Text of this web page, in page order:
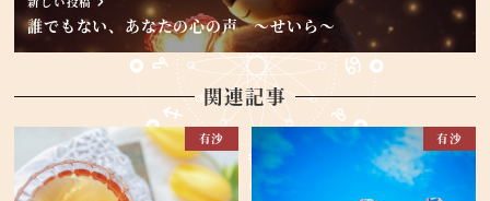
誰でもない、あなたの心の声 ～せいら～
関連記事
有沙 有沙